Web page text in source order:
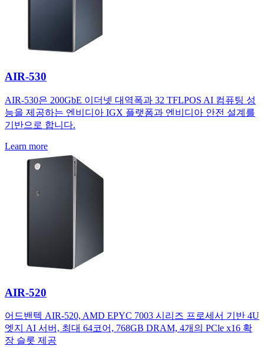
AIR-530
AIR-530은 200GbE 이더넷 대역폭과 32 TFLPOS AI 컴퓨팅 성
능을 제공하는 엔비디아 IGX 플랫폼과 엔비디아 안전 설계를
기반으로 합니다.
Learn more
AIR-520
어드밴텍 AIR-520, AMD EPYC 7003 시리즈 프로세서 기반 4U
엣지 AI 서버, 최대 64코어, 768GB DRAM, 4개의 PCle x16 확
장 슬롯 제공